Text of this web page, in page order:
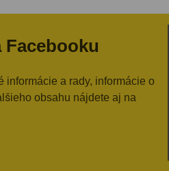
Facebooku
informácie a rady, informácie o
obsahu nájdete aj na